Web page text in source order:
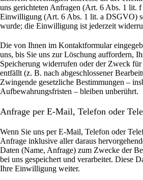
uns gerichteten Anfragen (Art. 6 Abs. 1 lit.
Einwilligung (Art. 6 Abs. 1 lit. a DSGVO)
wurde; die Einwilligung ist jederzeit
Die von Ihnen im Kontaktformular
uns, bis Sie uns zur Löschung auffordern,
Speicherung widerrufen oder der Zweck
entfällt (z. B. nach abgeschlossener
Zwingende gesetzliche Bestimmungen –
Aufbewahrungsfristen – bleiben unberührt.
Anfrage per E-Mail, Telefon oder
Wenn Sie uns per E-Mail, Telefon oder
Anfrage inklusive aller daraus
Daten (Name, Anfrage) zum Zwecke der
bei uns gespeichert und verarbeitet. Diese
Ihre Einwilligung weiter.